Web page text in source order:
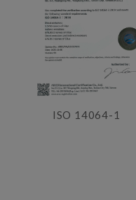
ISO 14064-1